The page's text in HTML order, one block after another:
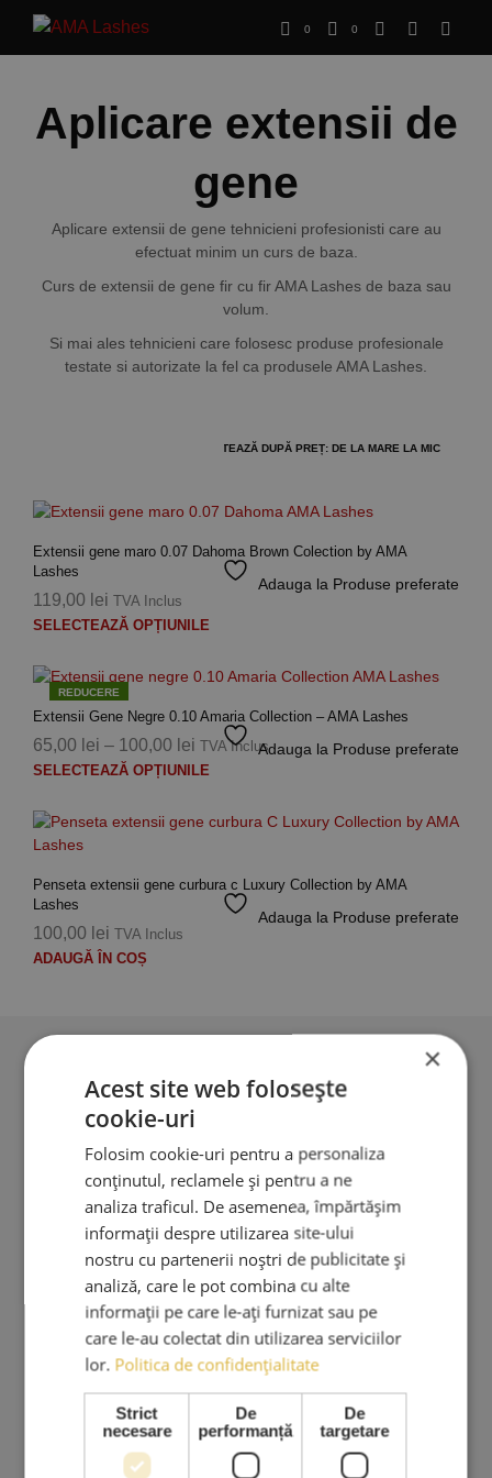
0 0
Aplicare extensii de
gene
Aplicare extensii de gene tehnicieni profesionisti care au
efectuat minim un curs de baza.
Curs de extensii de gene fir cu fir AMA Lashes de baza sau
volum.
Si mai ales tehnicieni care folosesc produse profesionale
testate si autorizate la fel ca produsele AMA Lashes.
Adauga la Produse preferate
Extensii gene maro 0.07 Dahoma Brown Colection by AMA
Lashes
119,00 lei TVA Inclus
SELECTEAZĂ OPȚIUNILE
Adauga la Produse preferate
REDUCERE
Extensii Gene Negre 0.10 Amaria Collection – AMA Lashes
65,00 lei – 100,00 lei Interval
de
65,00 lei
la
100,00 lei
TVA Inclus
SELECTEAZĂ OPȚIUNILE
Adauga la Produse preferate
Penseta extensii gene curbura c Luxury Collection by AMA
Lashes
100,00 lei TVA Inclus
ADAUGĂ ÎN COȘ
Profesionalism în extensii de gene. Produse premium,
instrumente profesionale și cursuri de specialitate.
AMA LASHES SRL
Sediu social: București
Strada Murgeni nr. 5
CUI: RO 36508671
Reg. Com: J40/3049/2023
Tel:
0767.569.659
×
Acest site web folosește
cookie-uri
Folosim cookie-uri pentru a personaliza
conținutul, reclamele și pentru a ne
analiza traficul. De asemenea, împărtășim
informații despre utilizarea site-ului
nostru cu partenerii noștri de publicitate și
analiză, care le pot combina cu alte
informații pe care le-ați furnizat sau pe
care le-au colectat din utilizarea serviciilor
lor. Politica de confidențialitate
Strict
necesare
De
performanță
De
targetare